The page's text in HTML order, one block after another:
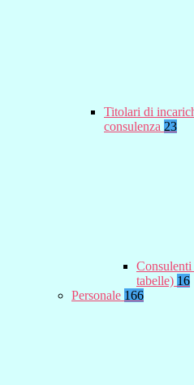
Titolari di
consulenza 23
tabelle) 16
Personale 166